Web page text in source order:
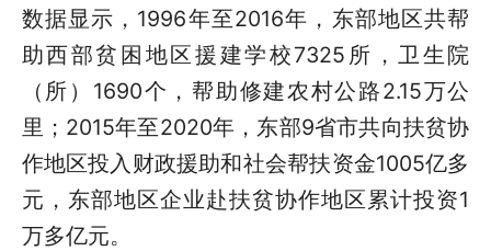
数据显示，1996年至2016年，东部地区共帮
助西部贫困地区援建学校7325所，卫生院
（所）1690个，帮助修建农村公路2.15万公
里；2015年至2020年，东部9省市共向扶贫协
作地区投入财政援助和社会帮扶资金1005亿多
元，东部地区企业赴扶贫协作地区累计投资1
万多亿元。